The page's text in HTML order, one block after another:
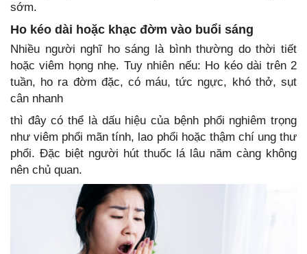
sớm.
Ho kéo dài hoặc khạc đờm vào buổi sáng
Nhiều người nghĩ ho sáng là bình thường do thời tiết
hoặc viêm họng nhẹ. Tuy nhiên nếu: Ho kéo dài trên 2
tuần, ho ra đờm đặc, có máu, tức ngực, khó thở, sụt
cân nhanh
thì đây có thể là dấu hiệu của bệnh phổi nghiêm trọng
như viêm phổi mãn tính, lao phổi hoặc thậm chí ung thư
phổi. Đặc biệt người hút thuốc lá lâu năm càng không
nên chủ quan.